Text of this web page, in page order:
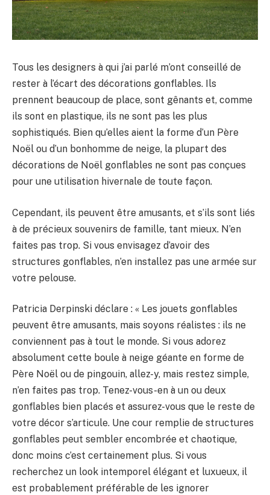
Tous les designers à qui j’ai parlé m’ont conseillé de
rester à l’écart des décorations gonflables. Ils
prennent beaucoup de place, sont gênants et, comme
ils sont en plastique, ils ne sont pas les plus
sophistiqués. Bien qu’elles aient la forme d’un Père
Noël ou d’un bonhomme de neige, la plupart des
décorations de Noël gonflables ne sont pas conçues
pour une utilisation hivernale de toute façon.
Cependant, ils peuvent être amusants, et s’ils sont liés
à de précieux souvenirs de famille, tant mieux. N’en
faites pas trop. Si vous envisagez d’avoir des
structures gonflables, n’en installez pas une armée sur
votre pelouse.
Patricia Derpinski déclare : « Les jouets gonflables
peuvent être amusants, mais soyons réalistes : ils ne
conviennent pas à tout le monde. Si vous adorez
absolument cette boule à neige géante en forme de
Père Noël ou de pingouin, allez-y, mais restez simple,
n’en faites pas trop. Tenez-vous-en à un ou deux
gonflables bien placés et assurez-vous que le reste de
votre décor s’articule. Une cour remplie de structures
gonflables peut sembler encombrée et chaotique,
donc moins c’est certainement plus. Si vous
recherchez un look intemporel élégant et luxueux, il
est probablement préférable de les ignorer